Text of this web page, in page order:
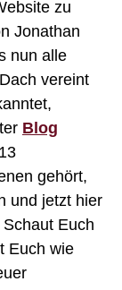
zu
Jonathan
nun alle
vereint
Blog
gehört,
und jetzt hier
Euch
Euch wie